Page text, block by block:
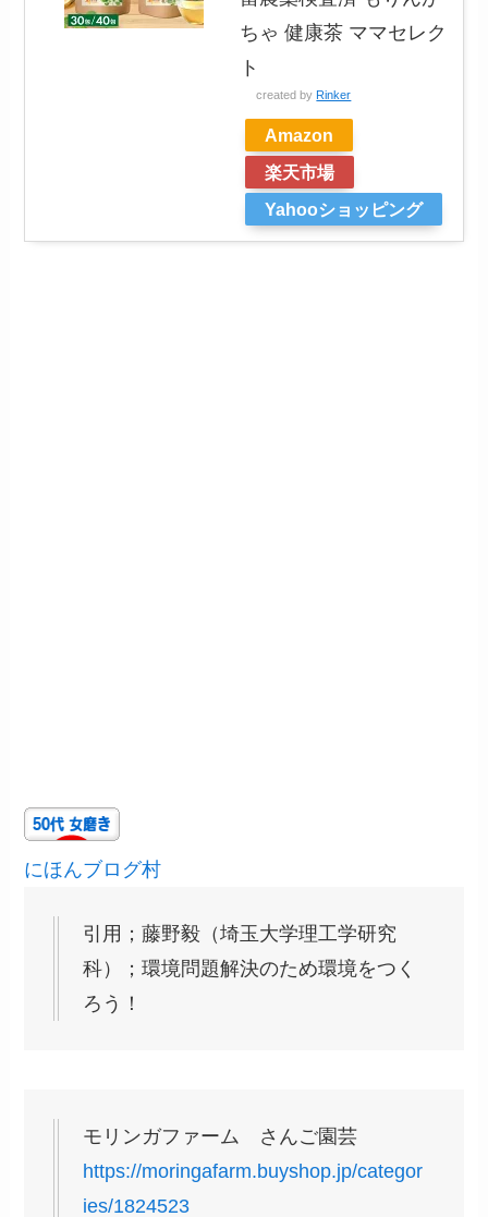
ちゃ 健康茶 ママセレク
ト
created by Rinker
Amazon
楽天市場
Yahooショッピング
にほんブログ村
引用；藤野毅（埼玉大学理工学研究
科）；環境問題解決のため環境をつく
ろう！
モリンガファーム さんご園芸
https://moringafarm.buyshop.jp/categor
ies/1824523